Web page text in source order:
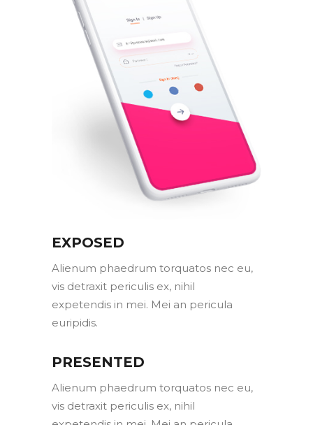
EXPOSED
Alienum phaedrum torquatos nec eu,
vis detraxit periculis ex, nihil
expetendis in mei. Mei an pericula
euripidis.
PRESENTED
Alienum phaedrum torquatos nec eu,
vis detraxit periculis ex, nihil